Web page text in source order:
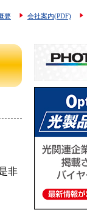
要 会社案内(PDF)
非